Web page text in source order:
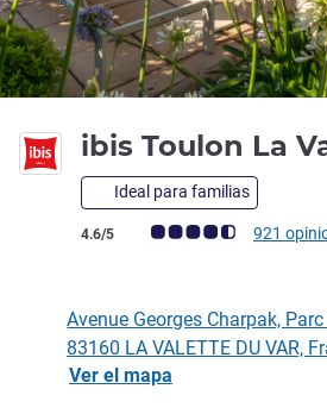
ibis Toulon La
Ideal para familias
Nota de clientes de Avis (Clasificación
4.6/5 921
Avenue Georges Charpak,
83160 LA VALETTE DU VAR,
Ver el mapa